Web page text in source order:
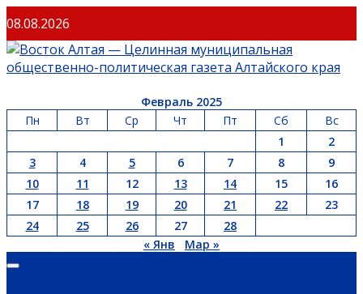
08.08.2026
Февраль 2025
Пн
Вт Ср Чт Пт Сб
Вс
1
2
3
4 5 6 7 8
9
10
11 12 13 14 15
16
17
18 19 20 21 22
23
24
25 26 27
28
« Янв
Мар »